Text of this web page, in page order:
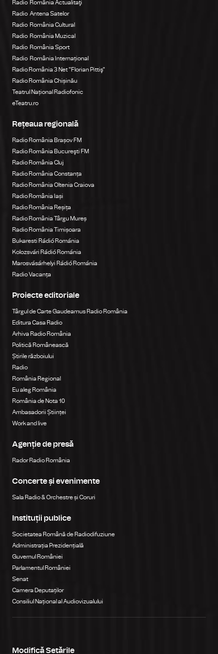
Radio România Actualitaţi
Radio Antena Satelor
Radio România Cultural
Radio România Muzical
Radio România Sport
Radio România Internațional
Radio România 3 Net "Florian Pittiş"
Radio România Chișinău
Teatrul Național Radiofonic
eTeatru.ro
Rețeaua regională
Radio România Brașov FM
Radio România Bucureşti FM
Radio România Cluj
Radio România Constanța
Radio România Oltenia Craiova
Radio România Iași
Radio România Reșița
Radio România Târgu Mureș
Radio România Timișoara
Bukaresti Rádió Románia
Kolozsvári Rádió Románia
Marosvásárhelyi Rádió Románia
Radio Vacanța
Proiecte editoriale
Târgul de Carte Gaudeamus Radio România
Editura Casa Radio
Arhiva Radio România
Politică Românească
Știrile războiului
Radio
România Regional
Eu aleg România
România de Nota 10
Ambasadorii Științei
Work and live
Agenție de presă
Rador Radio România
Concerte și evenimente
Sala Radio & Orchestre și Coruri
Instituții publice
Societatea Română de Radiodifuziune
Administrația Prezidențială
Guvernul României
Parlamentul României
Senat
Camera Deputaților
Consiliul Național al Audiovizualului
Modifică Setările